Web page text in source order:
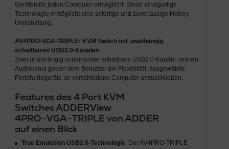
Geräten für jeden Computer ermöglicht. Diese einzigartige
Technologie ermöglicht eine sofortige und zuverlässige Hotkey-
Umschaltung.
AV4PRO-VGA-TRIPLE: KVM Switch mit unabhängig
schaltbaren USB2.0-Kanälen
Zwei unabhängig voneinander schaltbare USB2.0-Kanäle und ein
Audiokanal geben dem Benutzer die Flexibilität, ausgewählte
Peripheriegeräte an verschiedene Computer anzuschließen.
Features des 4 Port KVM
Switches ADDERView
4PRO−VGA−TRIPLE von ADDER
auf einen Blick
True Emulation USB2.0-Technologie: Der AV4PRO-TRIPLE